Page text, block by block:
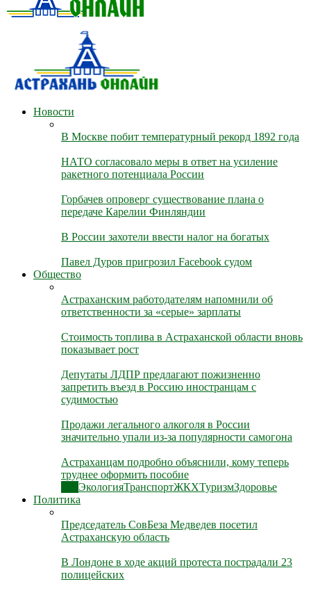
Новости
В Москве побит температурный рекорд 1892 года
НАТО согласовало меры в ответ на усиление
ракетного потенциала России
Горбачев опроверг существование плана о
передаче Карелии Финляндии
В России захотели ввести налог на богатых
Павел Дуров пригрозил Facebook судом
Общество
Астраханским работодателям напомнили об
ответственности за «серые» зарплаты
Стоимость топлива в Астраханской области вновь
показывает рост
Депутаты ЛДПР предлагают пожизненно
запретить въезд в Россию иностранцам с
судимостью
Продажи легального алкоголя в России
значительно упали из-за популярности самогона
Астраханцам подробно объяснили, кому теперь
труднее оформить пособие
ЭкологияТранспортЖКХТуризмЗдоровье
Политика
Председатель СовБеза Медведев посетил
Астраханскую область
В Лондоне в ходе акций протеста пострадали 23
полицейских